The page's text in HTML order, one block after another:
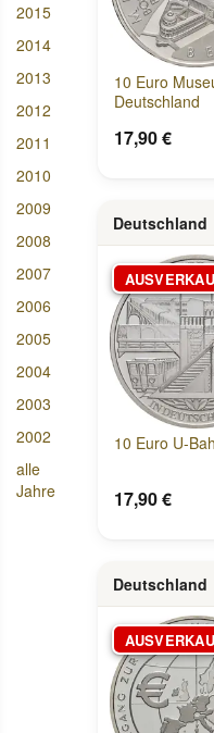
2015
2014
2013
2012
2011
2010
2009
2008
2007
2006
2005
2004
2003
2002
alle
Jahre
10 Euro
Deutschland
17,90 €
Deutschland
10 Euro U-
17,90 €
Deutschland